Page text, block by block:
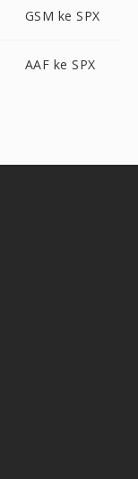
GSM ke SPX
AAF ke SPX